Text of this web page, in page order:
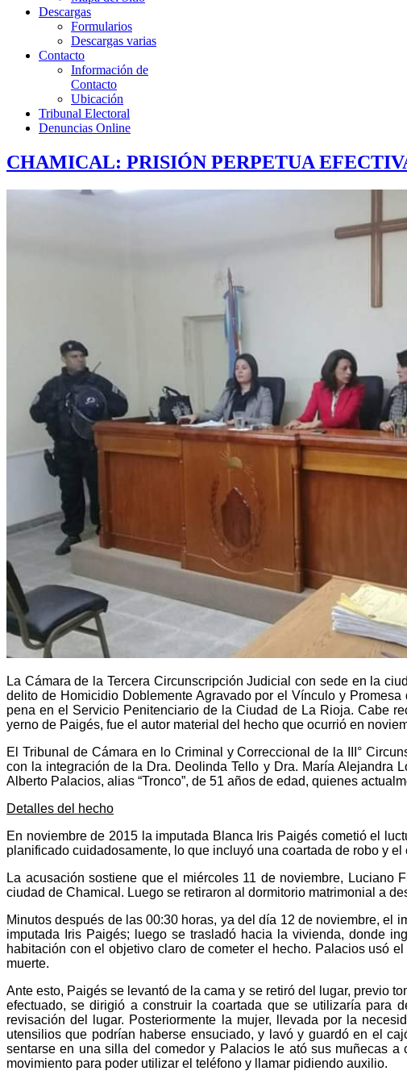
Descargas
Formularios
Descargas varias
Contacto
Información de
Contacto
Ubicación
Tribunal Electoral
Denuncias Online
CHAMICAL: PRISIÓN PERPETUA
La Cámara de la Tercera Circunscripción Judicial con sede en la
delito de Homicidio Doblemente Agravado por el Vínculo y
pena en el Servicio Penitenciario de la Ciudad de La Rioja. Cabe
yerno de Paigés, fue el autor material del hecho que ocurrió en
El Tribunal de Cámara en lo Criminal y Correccional de la III°
con la integración de la Dra. Deolinda Tello y Dra. María Alejandra
Alberto Palacios, alias “Tronco”, de 51 años de edad, quienes
Detalles del hecho
En noviembre de 2015 la imputada Blanca Iris Paigés cometió el
planificado cuidadosamente, lo que incluyó una coartada de robo y
La acusación sostiene que el miércoles 11 de noviembre, Luciano
ciudad de Chamical. Luego se retiraron al dormitorio matrimonial a
Minutos después de las 00:30 horas, ya del día 12 de noviembre,
imputada Iris Paigés; luego se trasladó hacia la vivienda, donde
habitación con el objetivo claro de cometer el hecho. Palacios usó
muerte.
Ante esto, Paigés se levantó de la cama y se retiró del lugar, previo
efectuado, se dirigió a construir la coartada que se utilizaría para
revisación del lugar. Posteriormente la mujer, llevada por la
utensilios que podrían haberse ensuciado, y lavó y guardó en el
sentarse en una silla del comedor y Palacios le ató sus muñecas
movimiento para poder utilizar el teléfono y llamar pidiendo auxilio.